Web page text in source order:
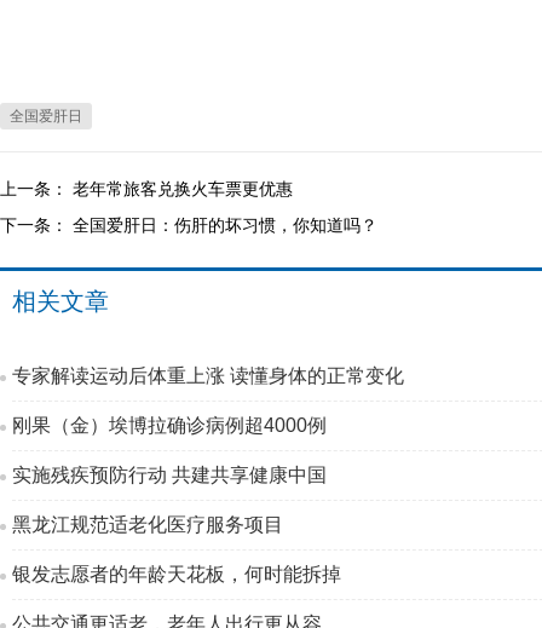
全国爱肝日
上一条： 老年常旅客兑换火车票更优惠
下一条： 全国爱肝日：伤肝的坏习惯，你知道吗？
相关文章
专家解读运动后体重上涨 读懂身体的正常变化
刚果（金）埃博拉确诊病例超4000例
实施残疾预防行动 共建共享健康中国
黑龙江规范适老化医疗服务项目
银发志愿者的年龄天花板，何时能拆掉
公共交通更适老，老年人出行更从容